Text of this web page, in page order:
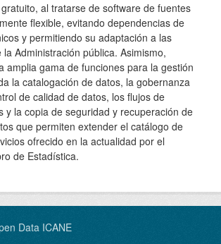
al tratarse de software de fuentes
flexible, evitando dependencias de
y permitiendo su adaptación a las
la Administración pública. Asimismo,
amplia gama de funciones para la gestión
la catalogación de datos, la gobernanza
de calidad de datos, los flujos de
y la copia de seguridad y recuperación de
que permiten extender el catálogo de
ofrecido en la actualidad por el
de Estadística.
Data ICANE